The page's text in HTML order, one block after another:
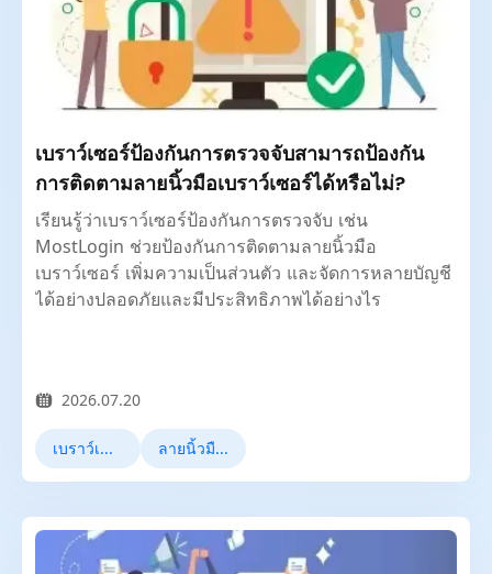
เบราว์เซอร์ป้องกันการตรวจจับสามารถป้องกัน
การติดตามลายนิ้วมือเบราว์เซอร์ได้หรือไม่?
เรียนรู้ว่าเบราว์เซอร์ป้องกันการตรวจจับ เช่น
MostLogin ช่วยป้องกันการติดตามลายนิ้วมือ
เบราว์เซอร์ เพิ่มความเป็นส่วนตัว และจัดการหลายบัญชี
ได้อย่างปลอดภัยและมีประสิทธิภาพได้อย่างไร
2026.07.20
เบราว์เซอร์ป้องกันการตรวจจับ ลายนิ้วมือเบราว์เซอร์